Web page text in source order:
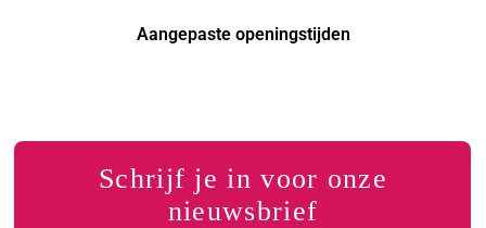
Aangepaste openingstijden
Schrijf je in voor onze
nieuwsbrief